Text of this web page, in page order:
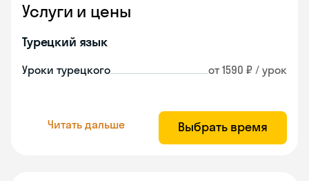
Услуги и цены
Турецкий язык
Уроки турецкого от 1590 ₽ / урок
Читать дальше Выбрать время